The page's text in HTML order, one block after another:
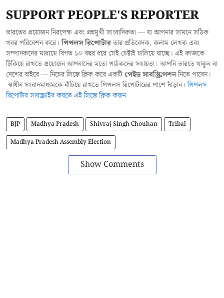
SUPPORT PEOPLE'S REPORTER
ভারতের প্রয়োজন নিরপেক্ষ এবং প্রশ্নমুখী সাংবাদিকতা — যা আপনার সামনে সঠিক
খবর পরিবেশন করে।পিপলস রিপোর্টারতার প্রতিবেদক, কলাম লেখক এবং
সম্পাদকদের মাধ্যমে বিগত ১০ বছর ধরে সেই চেষ্টাই চালিয়ে যাচ্ছে। এই কাজকে
টিকিয়ে রাখতে প্রয়োজন আপনাদের মতো পাঠকদের সহায়তা। আপনি ভারতে থাকুন বা
দেশের বাইরে — নিচের লিঙ্কে ক্লিক করে একটিপেইড সাবস্ক্রিপশননিতে পারেন।
স্বাধীন সংবাদমাধ্যমকে বাঁচিয়ে রাখতে পিপলস রিপোর্টারের পাশে দাঁড়ান।পিপলস
রিপোর্টার সাবস্ক্রাইব করতে এই লিঙ্কে ক্লিক করুন
BJP Madhya Pradesh Shivraj Singh Chouhan
Tribal
Madhya Pradesh Assembly Election
Show Comments